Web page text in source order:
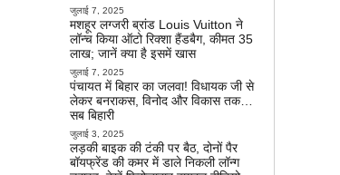
जुलाई 7, 2025
मशहूर लग्जरी ब्रांड Louis Vuitton ने
लॉन्च किया ऑटो रिक्शा हैंडबैग, कीमत 35
लाख; जानें क्या है इसमें खास
जुलाई 7, 2025
पंचायत में बिहार का जलवा! विधायक जी से
लेकर बनराकस, विनोद और विकास तक…
सब बिहारी
जुलाई 3, 2025
लड़की बाइक की टंकी पर बैठ, दोनों पैर
बॉयफ्रेंड की कमर में डाले निकली लॉन्ग